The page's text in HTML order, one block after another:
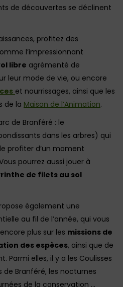
de découvertes se déclinent
profitez des
l’impressionnant
libre agrémenté de
leur mode de vie, ou encore
et nourrissages, ainsi que les
de la Maison de l’Animation.
de Branféré : le
dans les arbres) qui
profiter d’un moment
pourrez aussi jouer à
de filets au sol
également une
au fil de l’année, qui vous
plus sur les missions de
des espèces, ainsi que de
Parmi elles, il y a les Coulisses
de Branféré, les nocturnes
de la conservation …